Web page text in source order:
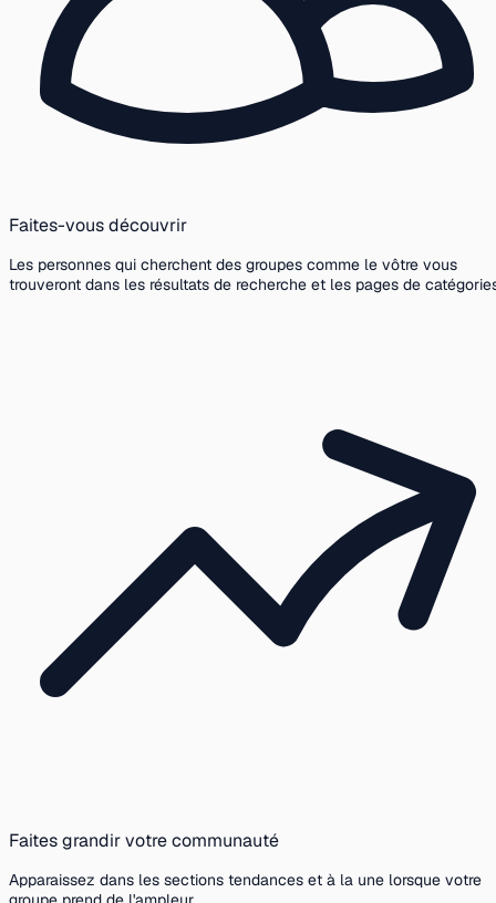
Faites-vous découvrir
Les personnes qui cherchent des groupes comme le vôtre vous
trouveront dans les résultats de recherche et les pages de
Faites grandir votre communauté
Apparaissez dans les sections tendances et à la une lorsque votre